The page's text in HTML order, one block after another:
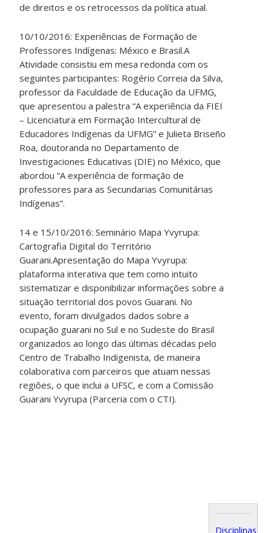
de direitos e os retrocessos da política atual.
10/10/2016: Experiências de Formação de
Professores Indígenas: México e Brasil.A
Atividade consistiu em mesa redonda com os
seguintes participantes: Rogério Correia da Silva,
professor da Faculdade de Educação da UFMG,
que apresentou a palestra “A experiência da FIEI
– Licenciatura em Formação Intercultural de
Educadores Indígenas da UFMG” e Julieta Briseño
Roa, doutoranda no Departamento de
Investigaciones Educativas (DIE) no México, que
abordou “A experiência de formação de
professores para as Secundarias Comunitárias
Indígenas”.
14 e 15/10/2016: Seminário Mapa Yvyrupa:
Cartografia Digital do Território
Guarani.Apresentação do Mapa Yvyrupa:
plataforma interativa que tem como intuito
sistematizar e disponibilizar informações sobre a
situação territorial dos povos Guarani. No
evento, foram divulgados dados sobre a
ocupação guarani no Sul e no Sudeste do Brasil
organizados ao longo das últimas décadas pelo
Centro de Trabalho Indigenista, de maneira
colaborativa com parceiros que atuam nessas
regiões, o que inclui a UFSC, e com a Comissão
Guarani Yvyrupa (Parceria com o CTI).
Disciplinas